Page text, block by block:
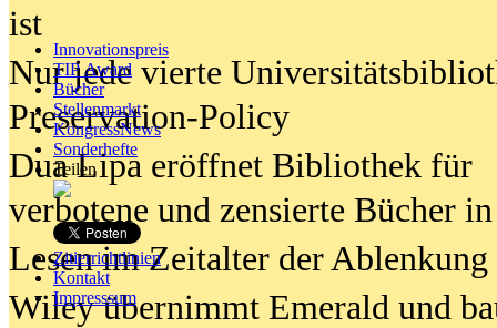
Innovationspreis
TIP Award
Bücher
Stellenmarkt
KongressNews
Sonderhefte
Teilen
Zitierrichtlinien
Kontakt
Impresssum
ist
Nur jede vierte
Preservation-Policy
Dua Lipa eröffnet Bibliothek für
verbotene und zensierte Bücher
Lesen im Zeitalter der Ablenkung
Wiley übernimmt Emerald und